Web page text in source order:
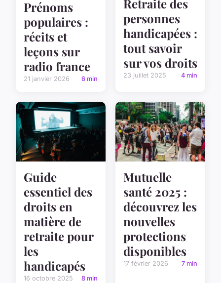
Prénoms
populaires :
récits et
leçons sur
radio france
21 janvier 2026 6 min
Retraite des
personnes
handicapées :
tout savoir
sur vos droits
23 juillet 2025 4 min
Guide
essentiel des
droits en
matière de
retraite pour
les
handicapés
16 octobre 2025 8 min
Mutuelle
santé 2025 :
découvrez les
nouvelles
protections
disponibles
17 février 2026 7 min